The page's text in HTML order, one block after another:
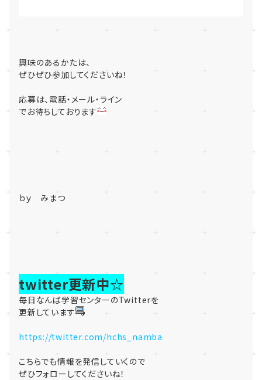
興味のあるかたは、
ぜひぜひ参加してくださいね！
応募は、電話・メール・ライン
でお待ちしております
ｂｙ みまつ
twitter更新中☆
毎日なんば学習センターのTwitterを
更新しています
https://twitter.com/hchs_namba
こちらでも情報を発信していくので
ぜひフォローしてくださいね！